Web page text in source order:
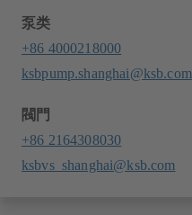
泵类
+86 4000218000
ksbpump.shanghai@ksb.com
閥門
+86 2164308030
ksbvs_shanghai@ksb.com